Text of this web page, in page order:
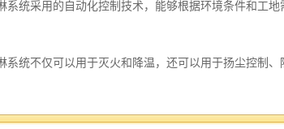
系统采用的自动化控制技术，能够根据环境条件和工
系统不仅可以用于灭火和降温，还可以用于扬尘控制
有的喷淋控制能力，能够根据具体需求进行定点、定时